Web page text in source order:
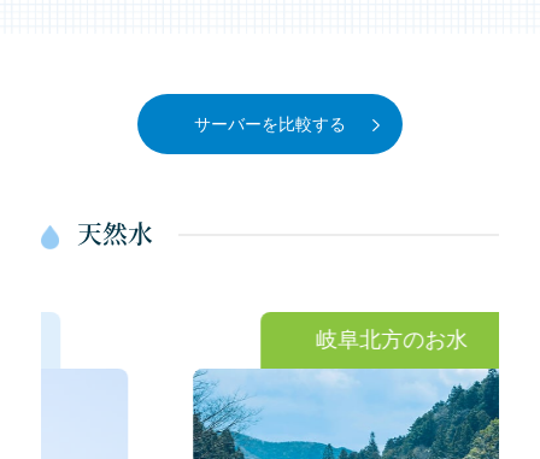
サーバーを比較する
天然水
岐阜北方のお水